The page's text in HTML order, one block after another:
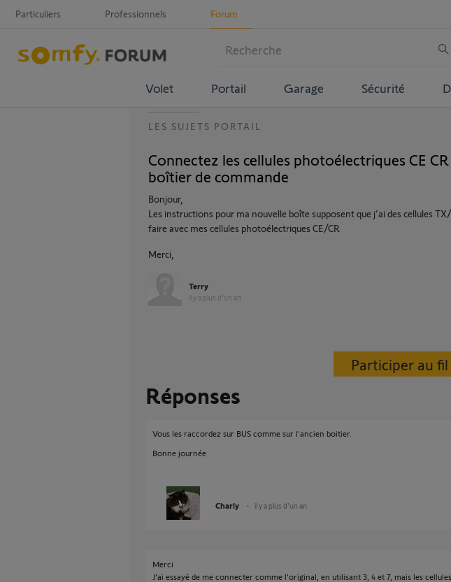
Particuliers Professionnels Forum
Volet Portail Garage Sécurité
LES SUJETS PORTAIL
Connectez les cellules photoélectriques CE
boîtier de commande
Bonjour,
Les instructions pour ma nouvelle boîte supposent que j'ai des cellules
faire avec mes cellules photoélectriques CE/CR
Merci,
Terry
il y a plus d'un an
Participer au
Réponses
Vous les raccordez sur BUS comme sur l'ancien boitier.
Bonne journée
Charly il y a plus d'un an
Merci
J'ai essayé de me connecter comme l'original, en utilisant 3, 4 et 7, mais les